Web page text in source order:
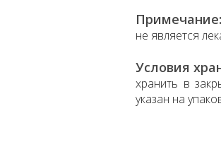
Примечание:
не является
Условия
хранить в
указан на